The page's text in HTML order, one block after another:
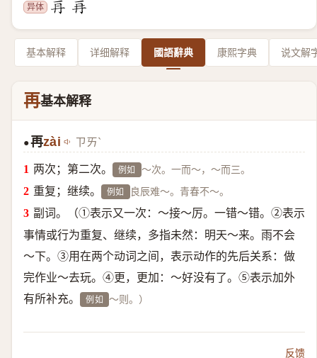
异体
基本解释 详细解释 國語辭典 康熙字典 说文解
再基本解释
●再zài ㄗㄞˋ
两次；第二次。 例如 ～次。一而～，～而三。
重复；继续。 例如 良辰难～。青春不～。
副词。（①表示又一次：～接～厉。一错～错。②表示
事情或行为重复、继续，多指未然：明天～来。雨不会
～下。③用在两个动词之间，表示动作的先后关系：做
完作业～去玩。④更，更加：～好没有了。⑤表示加外
有所补充。
例如 ～则。）
反馈